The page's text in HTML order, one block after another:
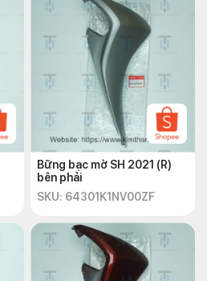
Bững bạc mờ SH 2021 (R)
bên phải
SKU: 64301K1NV00ZF